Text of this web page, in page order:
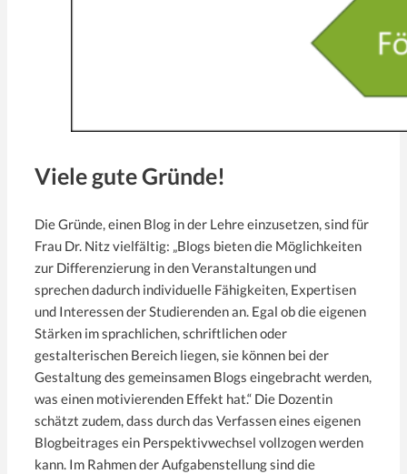
Viele gute Gründe!
Die Gründe, einen Blog in der Lehre einzusetzen, sind für
Frau Dr. Nitz vielfältig: „Blogs bieten die Möglichkeiten
zur Differenzierung in den Veranstaltungen und
sprechen dadurch individuelle Fähigkeiten, Expertisen
und Interessen der Studierenden an. Egal ob die eigenen
Stärken im sprachlichen, schriftlichen oder
gestalterischen Bereich liegen, sie können bei der
Gestaltung des gemeinsamen Blogs eingebracht werden,
was einen motivierenden Effekt hat.“ Die Dozentin
schätzt zudem, dass durch das Verfassen eines eigenen
Blogbeitrages ein Perspektivwechsel vollzogen werden
kann. Im Rahmen der Aufgabenstellung sind die